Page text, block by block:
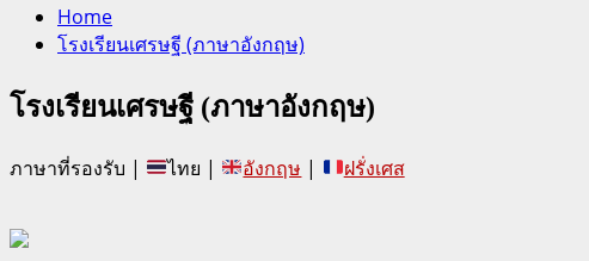
Home
โรงเรียนเศรษฐี (ภาษาอังกฤษ)
โรงเรียนเศรษฐี (ภาษาอังกฤษ)
ภาษาที่รองรับ | ไทย | อังกฤษ | ฝรั่งเศส